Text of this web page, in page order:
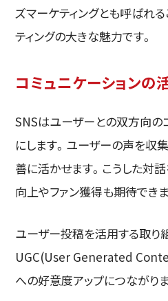
ズマーケティングとも呼ばれ
ティングの大きな魅力です。
コミュニケーションの
SNSはユーザーとの双方向の
にします。ユーザーの声を収
善に活かせます。こうした対
向上やファン獲得も期待できま
ユーザー投稿を活用する取り
UGC(User Generated
への好意度アップにつながりま